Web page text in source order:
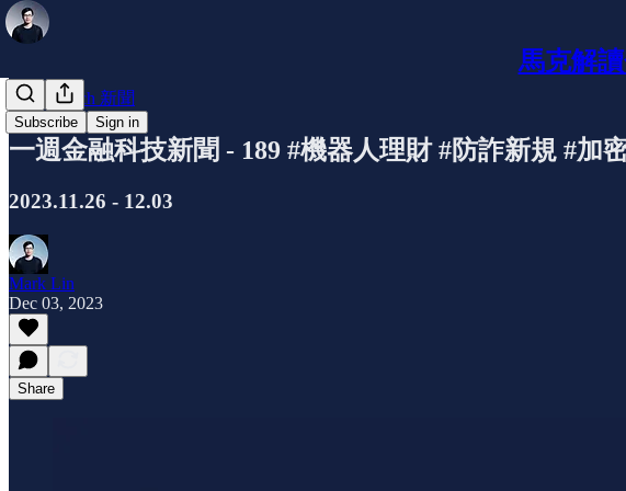
馬克解
Subscribe Sign in
每週Fintech 新聞
一週金融科技新聞 - 189 #機器人理財 #防詐新規 #加
2023.11.26 - 12.03
Mark Lin
Dec 03, 2023
Share